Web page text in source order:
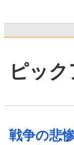
ピッ
戦争の悲